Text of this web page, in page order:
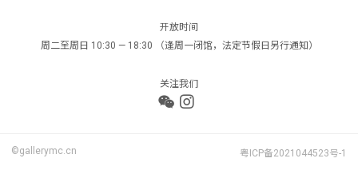
开放时间
周二至周日 10:30 — 18:30 （逢周一闭馆，法定节假日另行通知）
关注我们
©gallerymc.cn 粤ICP备2021044523号-1